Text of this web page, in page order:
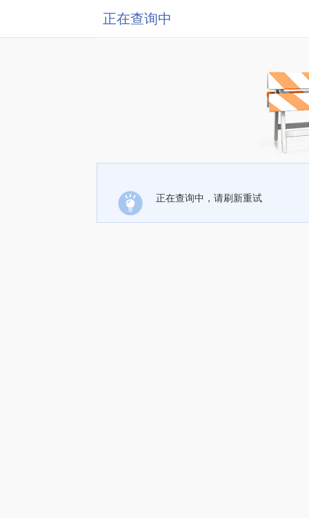
正在查询中
正在查询中，请刷新重试